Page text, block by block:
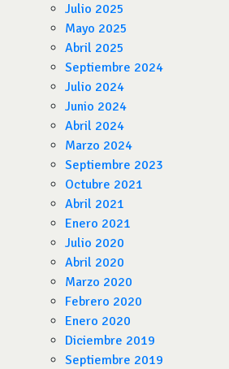
Julio 2025
Mayo 2025
Abril 2025
Septiembre 2024
Julio 2024
Junio 2024
Abril 2024
Marzo 2024
Septiembre 2023
Octubre 2021
Abril 2021
Enero 2021
Julio 2020
Abril 2020
Marzo 2020
Febrero 2020
Enero 2020
Diciembre 2019
Septiembre 2019